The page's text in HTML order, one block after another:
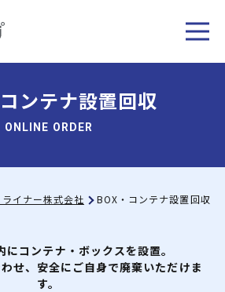
ンテナ設置回収
ONLINE ORDER
イナー株式会社 BOX・コンテナ設置回収
にコンテナ・ボックスを設置。
せ、安全にご自身で廃棄いただけま
す。